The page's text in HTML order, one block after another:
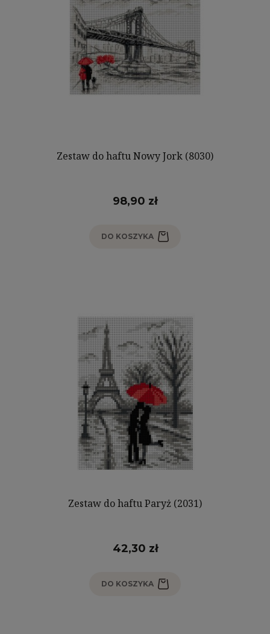
Zestaw do haftu Nowy Jork (8030)
98,90 zł
DO KOSZYKA
Zestaw do haftu Paryż (2031)
42,30 zł
DO KOSZYKA